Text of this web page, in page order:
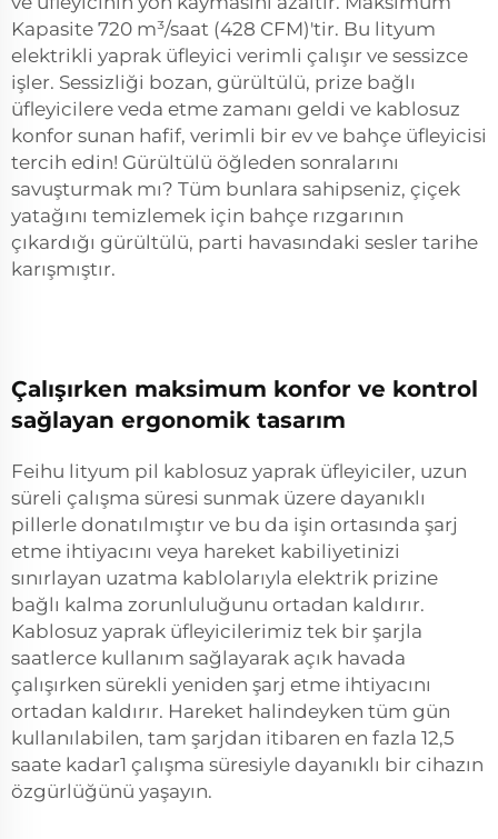
Kapasite 720 m³/saat (428 CFM)'tir. Bu lityum
elektrikli yaprak üfleyici verimli çalışır ve sessizce
işler. Sessizliği bozan, gürültülü, prize bağlı
üfleyicilere veda etme zamanı geldi ve kablosuz
konfor sunan hafif, verimli bir ev ve bahçe üfleyicisi
tercih edin! Gürültülü öğleden sonralarını
savuşturmak mı? Tüm bunlara sahipseniz, çiçek
yatağını temizlemek için bahçe rızgarının
çıkardığı gürültülü, parti havasındaki sesler tarihe
karışmıştır.
Çalışırken maksimum konfor ve kontrol
sağlayan ergonomik tasarım
Feihu lityum pil kablosuz yaprak üfleyiciler, uzun
süreli çalışma süresi sunmak üzere dayanıklı
pillerle donatılmıştır ve bu da işin ortasında şarj
etme ihtiyacını veya hareket kabiliyetinizi
sınırlayan uzatma kablolarıyla elektrik prizine
bağlı kalma zorunluluğunu ortadan kaldırır.
Kablosuz yaprak üfleyicilerimiz tek bir şarjla
saatlerce kullanım sağlayarak açık havada
çalışırken sürekli yeniden şarj etme ihtiyacını
ortadan kaldırır. Hareket halindeyken tüm gün
kullanılabilen, tam şarjdan itibaren en fazla 12,5
saate kadar1 çalışma süresiyle dayanıklı bir cihazın
özgürlüğünü yaşayın.